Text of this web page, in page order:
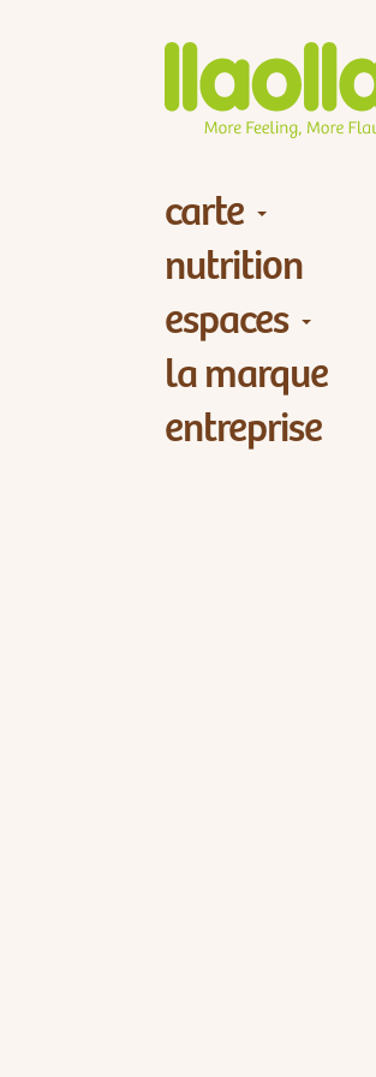
carte
nutrition
espaces
la marque
entreprise